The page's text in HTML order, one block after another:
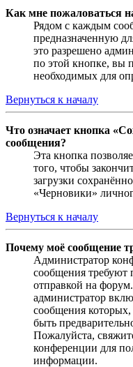
Как мне пожаловаться
Рядом с каждым
предназначенную
это разрешено
по этой кнопке, вы
необходимых для
Вернуться к началу
Что означает кнопка
сообщения?
Эта кнопка
того, чтобы
загрузки
«Черновики»
Вернуться к началу
Почему моё сообщение
Администратор
сообщения требуют
отправкой на
администратор
сообщения
быть
Пожалуйста,
конференции для
информации.